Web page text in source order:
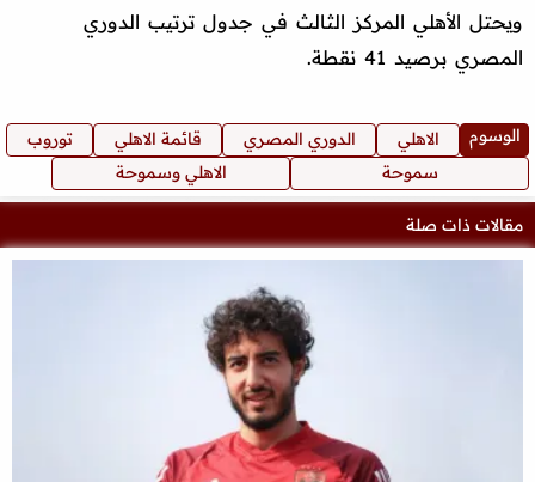
ويحتل الأهلي المركز الثالث في جدول ترتيب الدوري
المصري برصيد 41 نقطة.
الوسوم الاهلي الدوري المصري قائمة الاهلي
توروب
سموحة
الاهلي وسموحة
مقالات ذات صلة